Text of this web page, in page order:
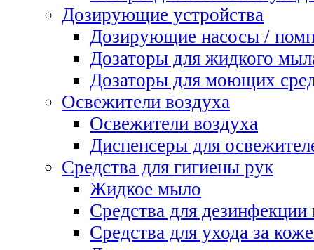
Дозирующие устройства
Дозирующие насосы /
Дозаторы для жидкого
Дозаторы для моющих
Освежители воздуха
Освежители воздуха
Диспенсеры для
Средства для гигиены рук
Жидкое мыло
Средства для
Средства для ухода за